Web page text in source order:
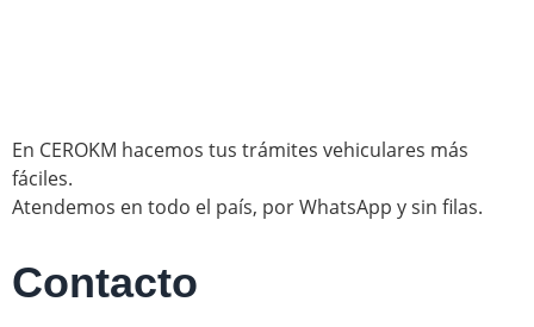
En CEROKM hacemos tus trámites vehiculares más
fáciles.
Atendemos en todo el país, por WhatsApp y sin filas.
Contacto